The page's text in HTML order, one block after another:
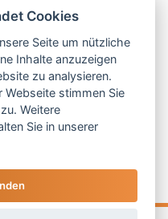
Cookies
Seite um nützliche
Inhalte anzuzeigen
zu analysieren.
Webseite stimmen Sie
Weitere
Sie in unserer